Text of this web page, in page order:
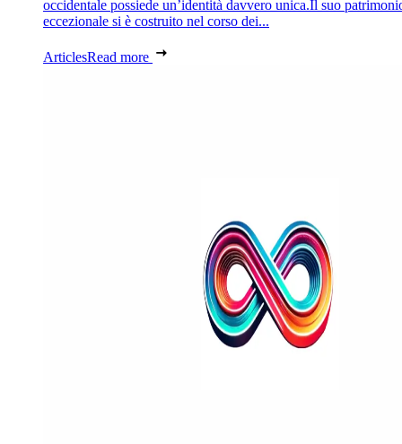
occidentale possiede un’identità davvero unica.Il suo
eccezionale si è costruito nel corso dei...
ArticlesRead more